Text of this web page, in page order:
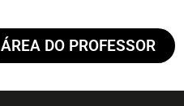
ÁREA DO PROFESSOR